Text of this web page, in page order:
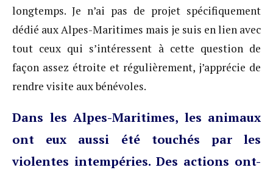
longtemps. Je n’ai pas de projet spécifiquement
dédié aux Alpes-Maritimes mais je suis en lien avec
tout ceux qui s’intéressent à cette question de
façon assez étroite et régulièrement, j’apprécie de
rendre visite aux bénévoles.
Dans les Alpes-Maritimes, les animaux
ont eux aussi été touchés par les
violentes intempéries. Des actions ont-